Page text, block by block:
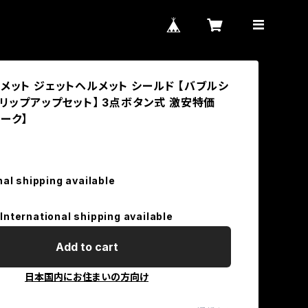
ット ジェットヘルメット シールド 【バブルシ
ップアップセット】 3点ボタン式 激安特価
ク】
shipping available
International shipping available
Add to cart
日本国内にお住まいの方向け